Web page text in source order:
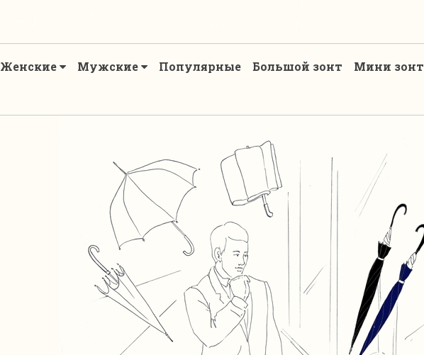
Женские Мужские Популярные Большой зонт Мини зонт